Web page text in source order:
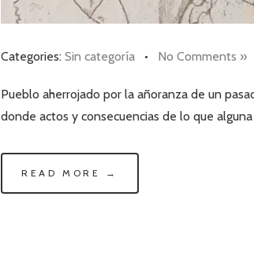
Categories: Sin categoría • No Comments »
Pueblo aherrojado por la añoranza de un
donde actos y consecuencias de lo que
READ MORE →